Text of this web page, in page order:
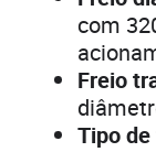
com
Freio
Tipo